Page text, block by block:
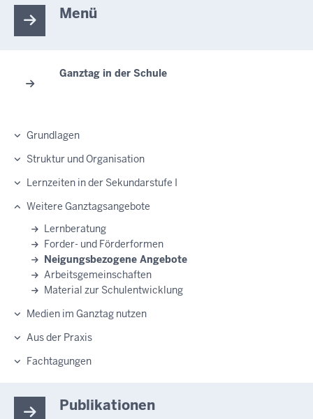
Menü
Ganztag in der Schule
Grundlagen
Struktur und Organisation
Lernzeiten in der Sekundarstufe I
Weitere Ganztagsangebote
Lernberatung
Forder- und Förderformen
Neigungsbezogene Angebote
Arbeitsgemeinschaften
Material zur Schulentwicklung
Medien im Ganztag nutzen
Aus der Praxis
Fachtagungen
Publikationen